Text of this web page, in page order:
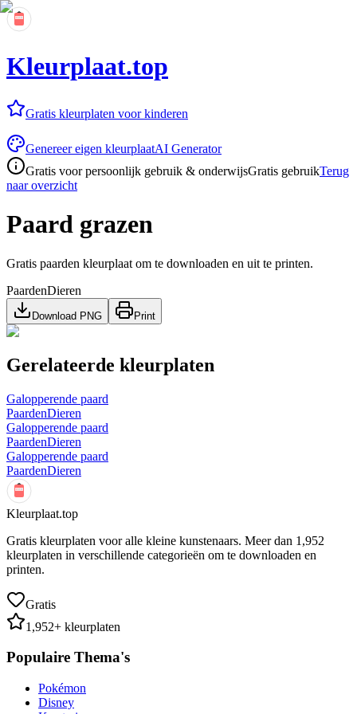
Kleurplaat.top
Gratis kleurplaten voor kinderen
Genereer eigen kleurplaatAI Generator
Gratis voor persoonlijk gebruik & onderwijsGratis gebruikTerug
naar overzicht
Paard grazen
Gratis paarden kleurplaat om te downloaden en uit te printen.
PaardenDieren
Download PNG Print
Gerelateerde kleurplaten
Galopperende paard
PaardenDieren
Galopperende paard
PaardenDieren
Galopperende paard
PaardenDieren
Kleurplaat.top
Gratis kleurplaten voor alle kleine kunstenaars. Meer dan 1,952
kleurplaten in verschillende categorieën om te downloaden en
printen.
Gratis
1,952+ kleurplaten
Populaire Thema's
Pokémon
Disney